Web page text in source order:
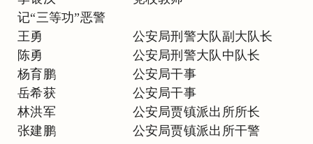
记“三等功”恶警
王勇 公安局刑警大队副大队长
陈勇 公安局刑警大队中队长
杨育鹏 公安局干事
岳希获 公安局干事
林洪军 公安局贾镇派出所所长
张建鹏 公安局贾镇派出所干警